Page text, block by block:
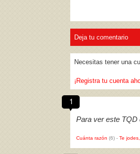
Deja tu comentario
Necesitas tener una
¡Registra tu cuenta
1
Para ver este TQD
Cuánta razón (6) - Te